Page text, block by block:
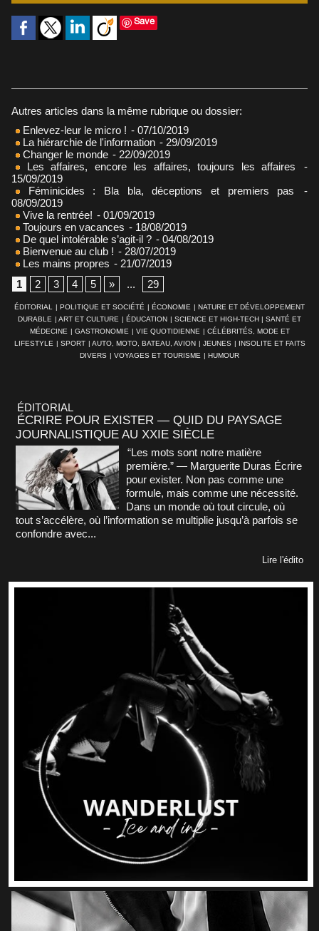
Save
Autres articles dans la même rubrique ou dossier:
Enlevez-leur le micro ! - 07/10/2019
La hiérarchie de l'information - 29/09/2019
Changer le monde - 22/09/2019
Les affaires, encore les affaires, toujours les affaires
-
15/09/2019
Féminicides : Bla bla, déceptions et premiers pas
-
08/09/2019
Vive la rentrée! - 01/09/2019
Toujours en vacances - 18/08/2019
De quel intolérable s’agit-il ? - 04/08/2019
Bienvenue au club ! - 28/07/2019
Les mains propres - 21/07/2019
1
2 3 4 5 » ... 29
ÉDITORIAL | POLITIQUE ET SOCIÉTÉ | ÉCONOMIE | NATURE ET DÉVELOPPEMENT
DURABLE | ART ET CULTURE | ÉDUCATION | SCIENCE ET HIGH-TECH | SANTÉ ET
MÉDECINE | GASTRONOMIE | VIE QUOTIDIENNE | CÉLÉBRITÉS, MODE ET
LIFESTYLE | SPORT | AUTO, MOTO, BATEAU, AVION | JEUNES | INSOLITE ET FAITS
DIVERS | VOYAGES ET TOURISME | HUMOUR
ÉDITORIAL
ÉCRIRE POUR EXISTER — QUID DU PAYSAGE
JOURNALISTIQUE AU XXIE SIÈCLE
“Les mots sont notre matière
première.” — Marguerite Duras Écrire
pour exister. Non pas comme une
formule, mais comme une nécessité.
Dans un monde où tout circule, où
tout s’accélère, où l’information se multiplie jusqu’à parfois se
confondre avec...
Lire l'édito